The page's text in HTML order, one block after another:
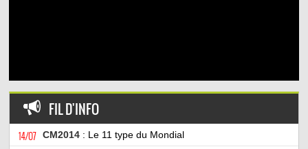
FIL D'INFO
14/07 CM2014 : Le 11 type du Mondial